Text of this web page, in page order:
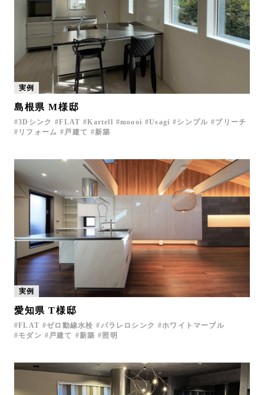
オンラインストア
お知らせ
カタログを見る
よくあるご質問
お問い合わせ
サポート
LANGUAGE : JP
オンライン見積もり ショールームを探す
実例
島根県 M様邸
3Dシンク FLAT Kartell moooi Usagi シンプル
ブリーチ
リフォーム
戸建て 新築
実例
愛知県 T様邸
FLAT ゼロ動線水栓 パラレロシンク
ホワイトマーブル
モダン
戸建て 新築 照明